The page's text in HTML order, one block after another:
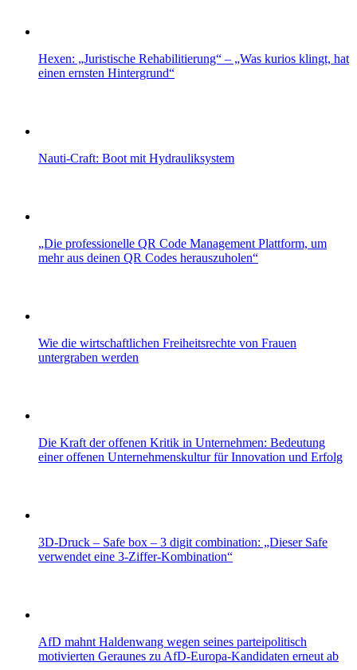
Hexen: „Juristische Rehabilitierung“ – „Was kurios klingt, hat
einen ernsten Hintergrund“
Nauti-Craft: Boot mit Hydrauliksystem
„Die professionelle QR Code Management Plattform, um
mehr aus deinen QR Codes herauszuholen“
Wie die wirtschaftlichen Freiheitsrechte von Frauen
untergraben werden
Die Kraft der offenen Kritik in Unternehmen: Bedeutung
einer offenen Unternehmenskultur für Innovation und Erfolg
3D-Druck – Safe box – 3 digit combination: „Dieser Safe
verwendet eine 3-Ziffer-Kombination“
AfD mahnt Haldenwang wegen seines parteipolitisch
motivierten Geraunes zu AfD-Europa-Kandidaten erneut ab